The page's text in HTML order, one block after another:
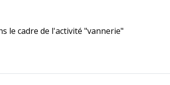
le cadre de l'activité "vannerie"